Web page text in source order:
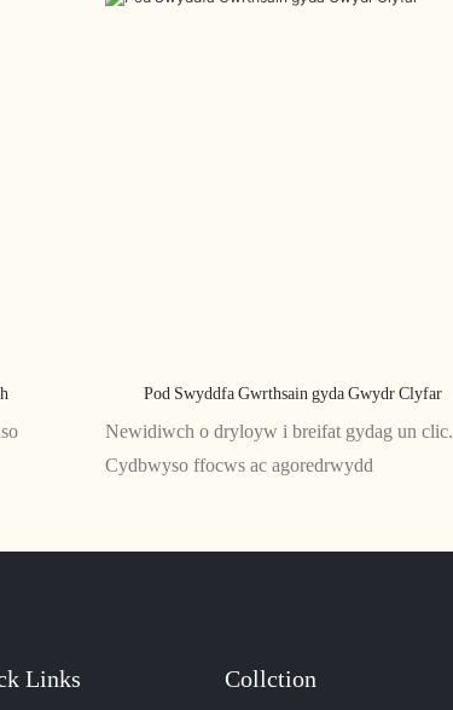
Pod Swyddfa Gwrthsain gyda Gwydr Clyfar
Newidiwch o dryloyw i breifat gydag un clic.
Cydbwyso ffocws ac agoredrwydd
Links Collction